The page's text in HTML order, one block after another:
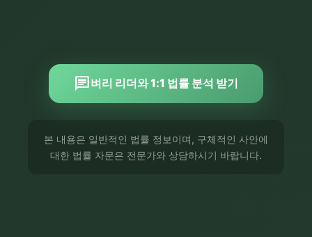
chat벼리 리더와 1:1 법률 분석 받기
본 내용은 일반적인 법률 정보이며, 구체적인 사안에
대한 법률 자문은 전문가와 상담하시기 바랍니다.